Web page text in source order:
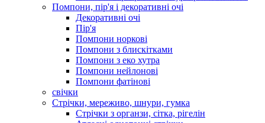
Помпони, пір'я і декоративні очі
Декоративні очі
Пір'я
Помпони норкові
Помпони з блискітками
Помпони з еко хутра
Помпони нейлонові
Помпони фатінові
свічки
Стрічки, мереживо, шнури, гумка
Стрічки з органзи, сітка, рігелін